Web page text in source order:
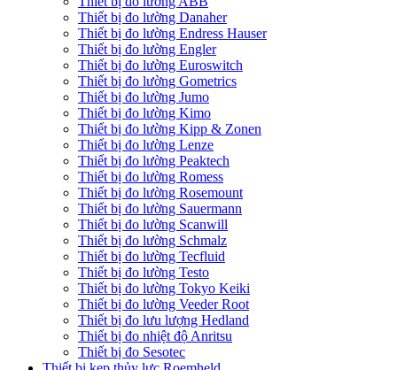
Thiết bị đo lường Danaher
Thiết bị đo lường Endress Hauser
Thiết bị đo lường Engler
Thiết bị đo lường Euroswitch
Thiết bị đo lường Gometrics
Thiết bị đo lường Jumo
Thiết bị đo lường Kimo
Thiết bị đo lường Kipp & Zonen
Thiết bị đo lường Lenze
Thiết bị đo lường Peaktech
Thiết bị đo lường Romess
Thiết bị đo lường Rosemount
Thiết bị đo lường Sauermann
Thiết bị đo lường Scanwill
Thiết bị đo lường Schmalz
Thiết bị đo lường Tecfluid
Thiết bị đo lường Testo
Thiết bị đo lường Tokyo Keiki
Thiết bị đo lường Veeder Root
Thiết bị đo lưu lượng Hedland
Thiết bị đo nhiệt độ Anritsu
Thiết bị đo Sesotec